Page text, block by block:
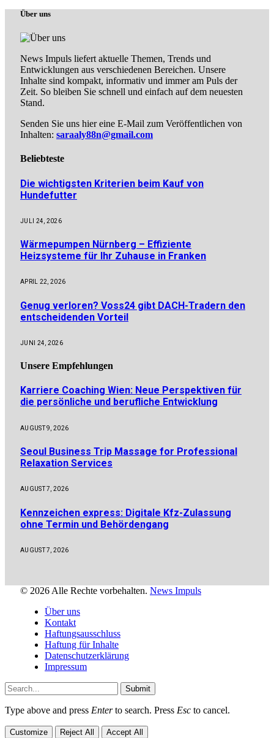
Über uns
News Impuls liefert aktuelle Themen, Trends und
Entwicklungen aus verschiedenen Bereichen. Unsere
Inhalte sind kompakt, informativ und immer am Puls der
Zeit. So bleiben Sie schnell und einfach auf dem neuesten
Stand.
Senden Sie uns hier eine E-Mail zum Veröffentlichen von
Inhalten: saraaly88n@gmail.com
Beliebteste
Die wichtigsten Kriterien beim Kauf von
Hundefutter
JULI 24, 2026
Wärmepumpen Nürnberg – Effiziente
Heizsysteme für Ihr Zuhause in Franken
APRIL 22, 2026
Genug verloren? Voss24 gibt DACH-Tradern den
entscheidenden Vorteil
JUNI 24, 2026
Unsere Empfehlungen
Karriere Coaching Wien: Neue Perspektiven für
die persönliche und berufliche Entwicklung
AUGUST 9, 2026
Seoul Business Trip Massage for Professional
Relaxation Services
AUGUST 7, 2026
Kennzeichen express: Digitale Kfz-Zulassung
ohne Termin und Behördengang
AUGUST 7, 2026
© 2026 Alle Rechte vorbehalten. News Impuls
Über uns
Kontakt
Haftungsausschluss
Haftung für Inhalte
Datenschutzerklärung
Impressum
Submit
Type above and press Enterto search. Press Esc to cancel.
Customize Reject All Accept All